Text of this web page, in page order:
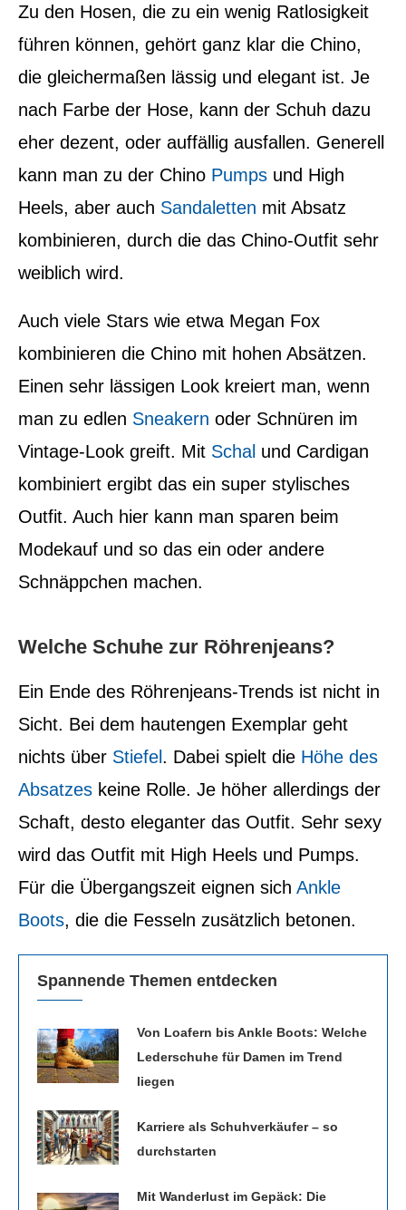
Zu den Hosen, die zu ein wenig Ratlosigkeit
führen können, gehört ganz klar die Chino,
die gleichermaßen lässig und elegant ist. Je
nach Farbe der Hose, kann der Schuh dazu
eher dezent, oder auffällig ausfallen. Generell
kann man zu der Chino Pumps und High
Heels, aber auch Sandaletten mit Absatz
kombinieren, durch die das Chino-Outfit sehr
weiblich wird.
Auch viele Stars wie etwa Megan Fox
kombinieren die Chino mit hohen Absätzen.
Einen sehr lässigen Look kreiert man, wenn
man zu edlen Sneakern oder Schnüren im
Vintage-Look greift. Mit Schal und Cardigan
kombiniert ergibt das ein super stylisches
Outfit. Auch hier kann man sparen beim
Modekauf und so das ein oder andere
Schnäppchen machen.
Welche Schuhe zur Röhrenjeans?
Ein Ende des Röhrenjeans-Trends ist nicht in
Sicht. Bei dem hautengen Exemplar geht
nichts über Stiefel . Dabei spielt die Höhe des
Absatzes keine Rolle. Je höher allerdings der
Schaft, desto eleganter das Outfit. Sehr sexy
wird das Outfit mit High Heels und Pumps.
Für die Übergangszeit eignen sich Ankle
Boots, die die Fesseln zusätzlich betonen.
Spannende Themen entdecken
Von Loafern bis Ankle Boots: Welche
Lederschuhe für Damen im Trend
liegen
Karriere als Schuhverkäufer – so
durchstarten
Mit Wanderlust im Gepäck: Die